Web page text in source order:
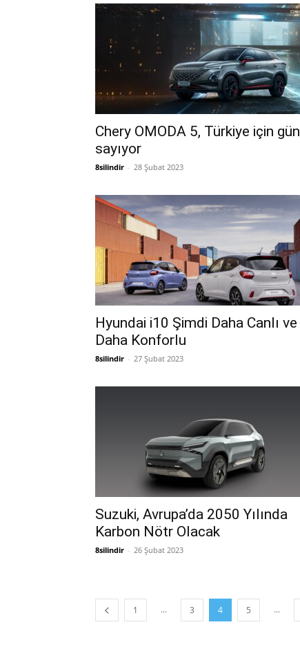
Chery OMODA 5, Türkiye için gün
sayıyor
8silindir - 28 Şubat 2023
Hyundai i10 Şimdi Daha Canlı ve
Daha Konforlu
8silindir - 27 Şubat 2023
Suzuki, Avrupa’da 2050 Yılında
Karbon Nötr Olacak
8silindir - 26 Şubat 2023
1 ... 3 4 5 ...